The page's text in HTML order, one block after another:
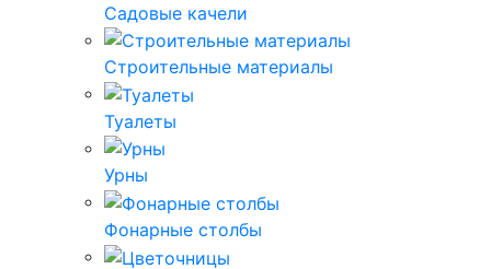
Садовые качели
Строительные материалы
Туалеты
Урны
Фонарные столбы